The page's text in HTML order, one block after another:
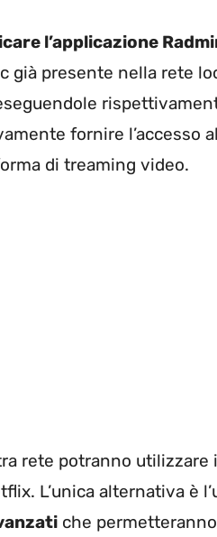
l’applicazione
già presente nella rete
fornire l’accesso
di treaming video.
rete potranno utilizzare
L’unica alternativa è
che permetteranno